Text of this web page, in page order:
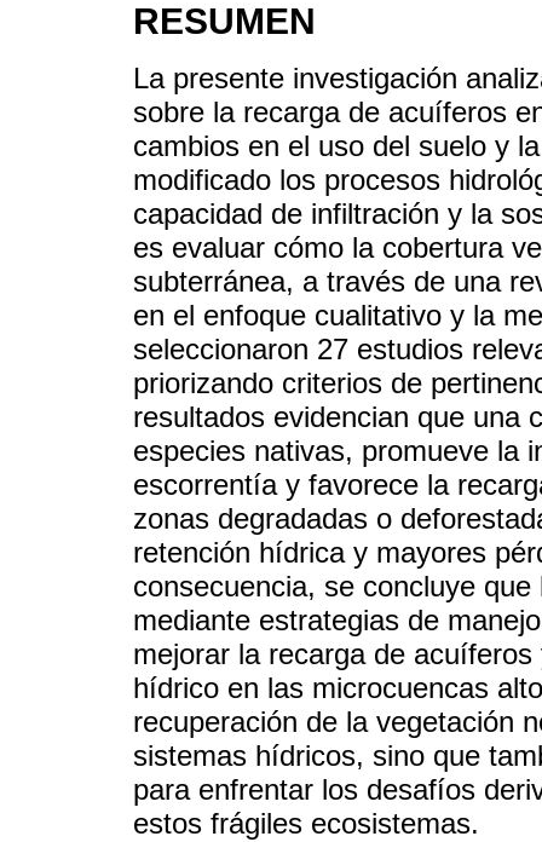
RESUMEN
La presente investigación
sobre la recarga de acuíferos
cambios en el uso del suelo y
modificado los procesos
capacidad de infiltración y la
es evaluar cómo la cobertura
subterránea, a través de una
en el enfoque cualitativo y la
seleccionaron 27 estudios
priorizando criterios de
resultados evidencian que una
especies nativas, promueve la
escorrentía y favorece la
zonas degradadas o
retención hídrica y mayores
consecuencia, se concluye
mediante estrategias de
mejorar la recarga de
hídrico en las microcuencas
recuperación de la vegetación
sistemas hídricos, sino que
para enfrentar los desafíos
estos frágiles ecosistemas.